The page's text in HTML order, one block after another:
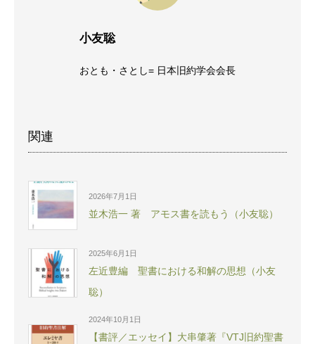
小友聡
おとも・さとし= 日本旧約学会会長
関連
2026年7月1日
並木浩一 著 アモス書を読もう（小友聡）
2025年6月1日
左近豊編 聖書における和解の思想（小友
聡）
2024年10月1日
【書評／エッセイ】大串肇著『VTJ旧約聖書